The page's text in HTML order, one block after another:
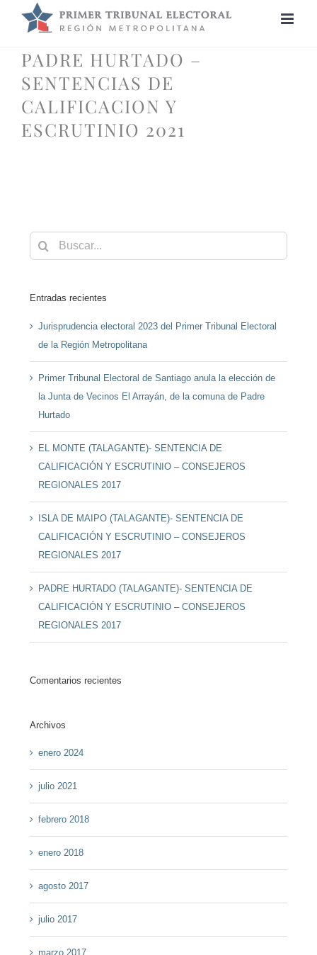
PADRE HURTADO –
SENTENCIAS DE
CALIFICACION Y
ESCRUTINIO 2021
Buscar:
Entradas recientes
Jurisprudencia electoral 2023 del Primer Tribunal Electoral
de la Región Metropolitana
Primer Tribunal Electoral de Santiago anula la elección de
la Junta de Vecinos El Arrayán, de la comuna de Padre
Hurtado
EL MONTE (TALAGANTE)- SENTENCIA DE
CALIFICACIÓN Y ESCRUTINIO – CONSEJEROS
REGIONALES 2017
ISLA DE MAIPO (TALAGANTE)- SENTENCIA DE
CALIFICACIÓN Y ESCRUTINIO – CONSEJEROS
REGIONALES 2017
PADRE HURTADO (TALAGANTE)- SENTENCIA DE
CALIFICACIÓN Y ESCRUTINIO – CONSEJEROS
REGIONALES 2017
Comentarios recientes
Archivos
enero 2024
julio 2021
febrero 2018
enero 2018
agosto 2017
julio 2017
marzo 2017